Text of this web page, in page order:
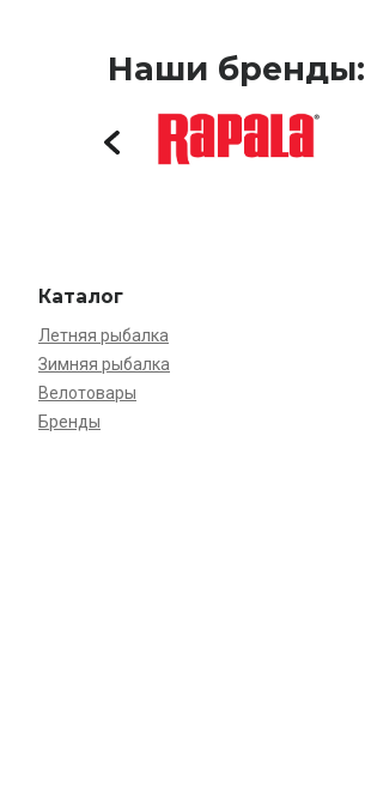
Наши бренды:
Каталог
Летняя рыбалка
Зимняя рыбалка
Велотовары
Бренды